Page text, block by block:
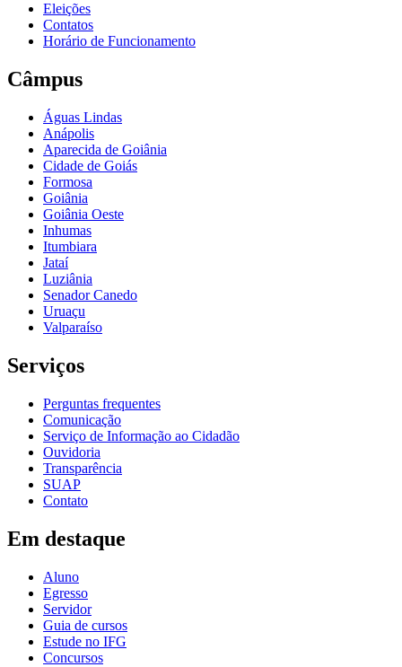
Eleições
Contatos
Horário de Funcionamento
Câmpus
Águas Lindas
Anápolis
Aparecida de Goiânia
Cidade de Goiás
Formosa
Goiânia
Goiânia Oeste
Inhumas
Itumbiara
Jataí
Luziânia
Senador Canedo
Uruaçu
Valparaíso
Serviços
Perguntas frequentes
Comunicação
Serviço de Informação ao Cidadão
Ouvidoria
Transparência
SUAP
Contato
Em destaque
Aluno
Egresso
Servidor
Guia de cursos
Estude no IFG
Concursos